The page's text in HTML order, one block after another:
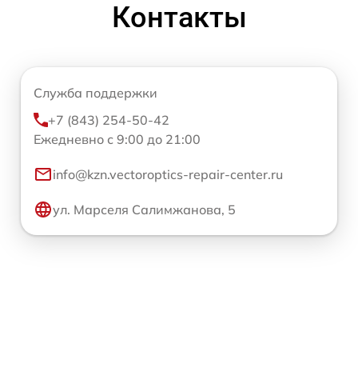
Контакты
Служба поддержки
+7 (843) 254-50-42
Ежедневно с 9:00 до 21:00
info@kzn.vectoroptics-repair-center.ru
ул. Марселя Салимжанова, 5